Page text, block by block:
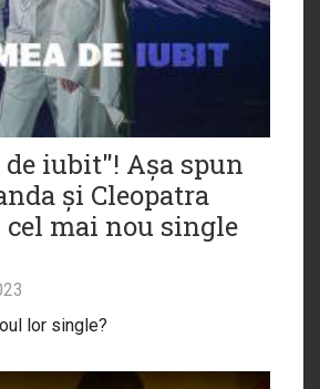
de iubit"! Așa spun
și Cleopatra
mai nou single
lor single?